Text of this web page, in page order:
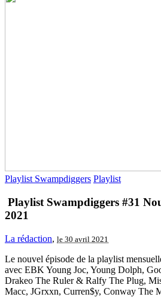
Playlist Swampdiggers Playlist
Playlist Swampdiggers #31
2021
La rédaction, le 30 avril 2021
Le nouvel épisode de la playlist
avec EBK Young Joc, Young Dolph,
Drakeo The Ruler & Ralfy The Plug,
Macc, JGrxxn, Curren$y, Conway The